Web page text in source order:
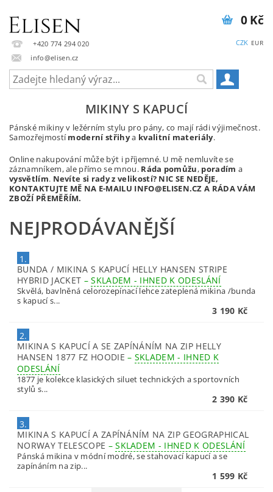
+420 774 294 020
info@elisen.cz
CZK EUR
0 Kč
MIKINY S KAPUCÍ
Pánské mikiny v ležérním stylu pro pány, co mají rádi výjimečnost.
Samozřejmostímoderní střihya kvalitní materiály.
Online nakupování může být i příjemné. U mě nemluvíte se
záznamníkem, ale přímo se mnou. Ráda pomůžu, poradím a
vysvětlím. Nevíte si rady z velikostí? NIC SE NEDĚJE,
KONTAKTUJTE MĚ NA E-MAILU INFO@ELISEN.CZ A RÁDA VÁM
ZBOŽÍ PŘEMĚŘÍM.
NEJPRODÁVANĚJŠÍ
1.
BUNDA / MIKINA S KAPUCÍ HELLY HANSEN STRIPE
HYBRID JACKET –SKLADEM - IHNED K ODESLÁNÍ
Skvělá, bavlněná celorozepínací lehce zateplená mikina /bunda
s kapucí s...
3 190 Kč
2.
MIKINA S KAPUCÍ A SE ZAPÍNÁNÍM NA ZIP HELLY
HANSEN 1877 FZ HOODIE– SKLADEM - IHNED K
ODESLÁNÍ
1877 je kolekce klasických siluet technických a sportovních
stylů s...
2 390 Kč
3.
MIKINA S KAPUCÍ A ZAPÍNÁNÍM NA ZIP GEOGRAPHICAL
NORWAY TELESCOPE –SKLADEM - IHNED K ODESLÁNÍ
Pánská mikina v módní modré, se stahovací kapucí a se
zapínáním na zip...
1 599 Kč